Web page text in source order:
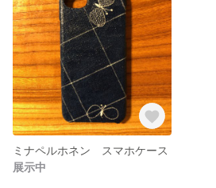
ミナペルホネン スマホケース
展示中